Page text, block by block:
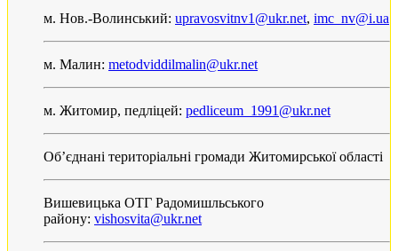
м. Нов.-Волинський: upravosvitnv1@ukr.net, imc_nv@i.ua
м. Малин: metodviddilmalin@ukr.net
м. Житомир, педліцей: pedliceum_1991@ukr.net
Об’єднані територіальні громади Житомирської області
Вишевицька ОТГ Радомишльського
району: vishosvita@ukr.net